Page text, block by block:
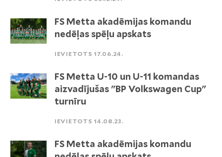
FS Metta akadēmijas komandu
nedēļas spēļu apskats
IEVIETOTS 17.06.24.
FS Metta U-10 un U-11 komandas
aizvadījušas "BP Volkswagen Cup"
turnīru
IEVIETOTS 14.08.23.
FS Metta akadēmijas komandu